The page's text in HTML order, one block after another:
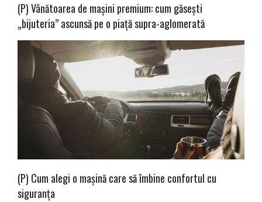
(P) Vânătoarea de mașini premium: cum găsești
„bijuteria” ascunsă pe o piață supra-aglomerată
(P) Cum alegi o mașină care să îmbine confortul cu
siguranța